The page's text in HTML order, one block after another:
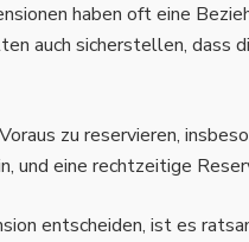
haben oft eine
auch sicherstellen, dass
zu reservieren,
und eine rechtzeitige
entscheiden, ist es